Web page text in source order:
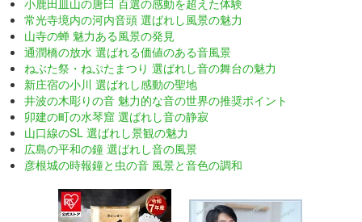
小鹿田皿山の唐臼 百選の感動を超えた体験
常光寺境内の河内音頭 選ばれし風景の魅力
山寺の蝉 魅力ある風景の発見
通潤橋の放水 選ばれる価値のある音風景
ねぶた祭・ねぷたまつり 選ばれし音の舞台の魅力
新庄宿の小川 選ばれし感動の聖地
井波の木彫りの音 魅力的な音の世界の推奨ポイント
卯建の町の水琴窟 選ばれし音の静寂
山口線のSL 選ばれし景観の魅力
広島の平和の鐘 選ばれし音の風景
彦根城の時報鐘と虫の音 風景と音色の調和